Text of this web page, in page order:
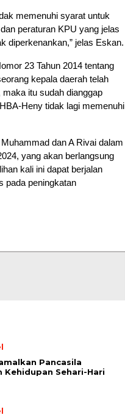
memenuhi syarat untuk
peraturan KPU yang jelas
diperkenankan,” jelas Eskan.
23 Tahun 2014 tentang
kepala daerah telah
itu sudah dianggap
Heny tidak lagi memenuhi
dan A Rivai dalam
yang akan berlangsung
kali ini dapat berjalan
pada peningkatan
Pancasila
Kehidupan Sehari-Hari